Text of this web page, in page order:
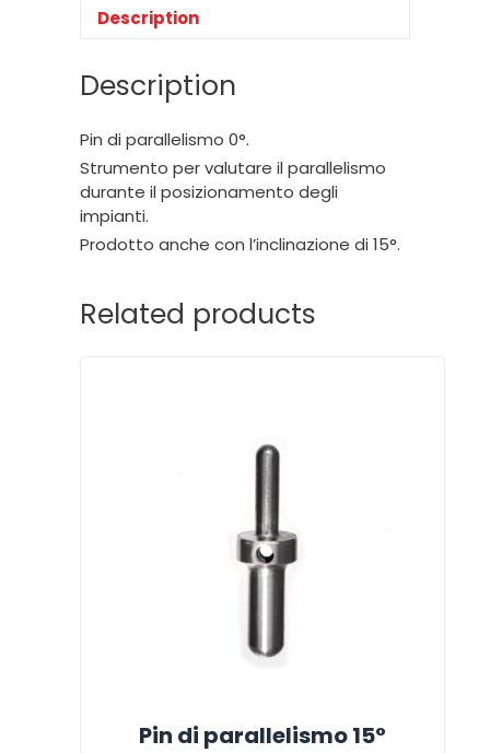
Description
Description
Pin di parallelismo 0°.
Strumento per valutare il parallelismo
durante il posizionamento degli
impianti.
Prodotto anche con l’inclinazione di 15°.
Related products
Pin di parallelismo 15°